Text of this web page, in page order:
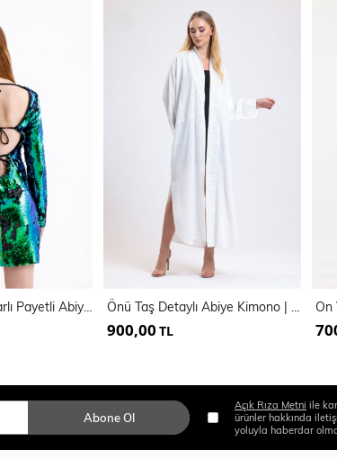
Sırt Dekolteli Astarlı Payetli Abiye Elbise | ELB35271 Önü Taş Detaylı Abiye Kimono | Kmn34913
900,00 TL
Abone Ol
Açık Rıza Metni ile
ürünler hakkında
yoluyla haberdar